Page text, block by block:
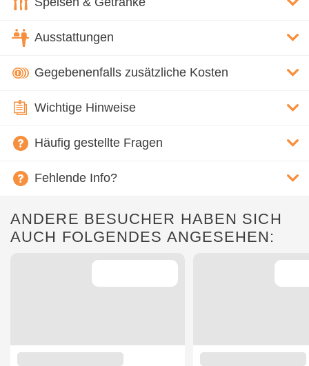
Ausstattungen
Gegebenenfalls zusätzliche Kosten
Wichtige Hinweise
Häufig gestellte Fragen
Fehlende Info?
ANDERE BESUCHER HABEN SICH
AUCH FOLGENDES ANGESEHEN: